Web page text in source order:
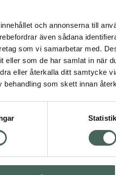
och annonserna till
även sådana
som vi samarbetar med.
eller som de har samlat in när
eller återkalla ditt samtycke
som skett innan
Statistik
5 av 5 i
Trixie
Katt
Borste för
Tidigare
Köp båda